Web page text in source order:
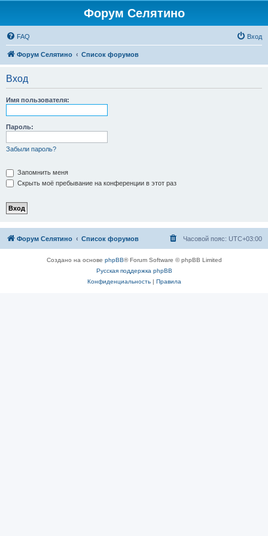
Форум Селятино
FAQ Вход
Форум Селятино Список форумов
Вход
Имя пользователя:
Пароль:
Забыли пароль?
Запомнить меня
Скрыть моё пребывание на конференции в этот раз
Форум Селятино Список форумов Часовой пояс: UTC+03:00
Создано на основе phpBB® Forum Software © phpBB Limited
Русская поддержка phpBB
Конфиденциальность| Правила